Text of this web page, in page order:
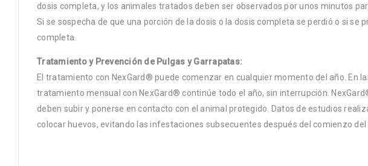
dosis completa, y los animales tratados deben ser observados por unos minutos
Si se sospecha de que una porción de la dosis o la dosis completa se perdió o si
completa.
Tratamiento y Prevención de Pulgas y Garrapatas:
El tratamiento con NexGard® puede comenzar en cualquier momento del año. En
tratamiento mensual con NexGard® continúe todo el año, sin interrupción.
deben subir y ponerse en contacto con el animal protegido. Datos de estudios
colocar huevos, evitando las infestaciones subsecuentes después del comienzo